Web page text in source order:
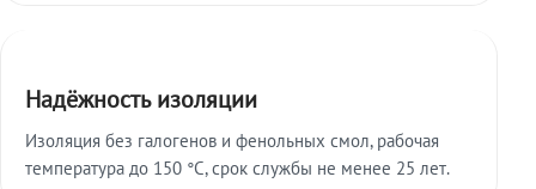
Надёжность изоляции
Изоляция без галогенов и фенольных смол, рабочая
температура до 150 °C, срок службы не менее 25 лет.